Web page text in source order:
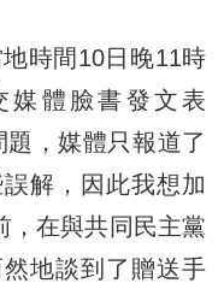
時間10日晚11時
媒體臉書發文表
，媒體只報道了
解，因此我想加
，在與共同民主黨
地談到了贈送手